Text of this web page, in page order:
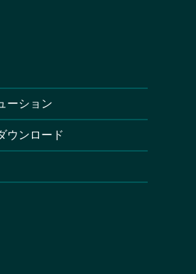
ーション
ウンロード